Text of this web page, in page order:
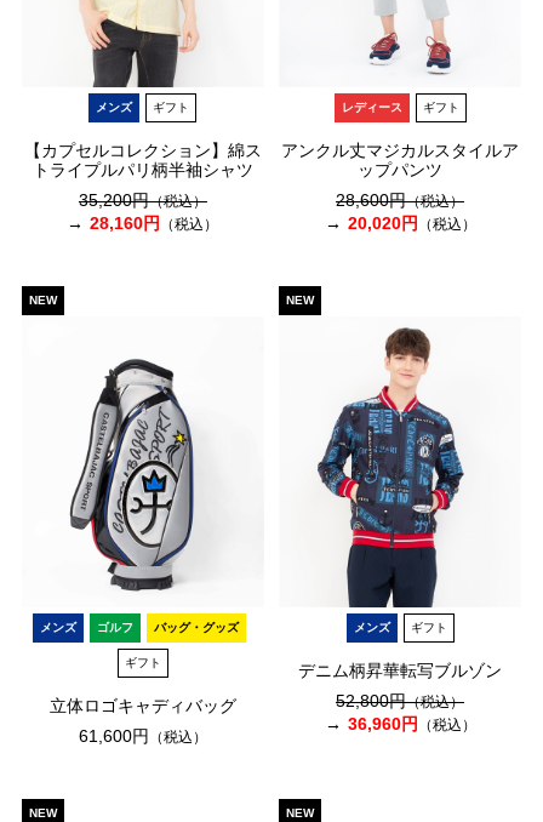
メンズ ギフト
【カプセルコレクション】綿ス
トライプルパリ柄半袖シャツ
35,200円（税込）
28,160円 （税込）
レディース ギフト
アンクル丈マジカルスタイルア
ップパンツ
28,600円（税込）
20,020円 （税込）
NEW
メンズ ゴルフ バッグ・グッズ
ギフト
立体ロゴキャディバッグ
61,600円
（税込）
NEW
メンズ ギフト
デニム柄昇華転写ブルゾン
52,800円（税込）
36,960円 （税込）
NEW NEW